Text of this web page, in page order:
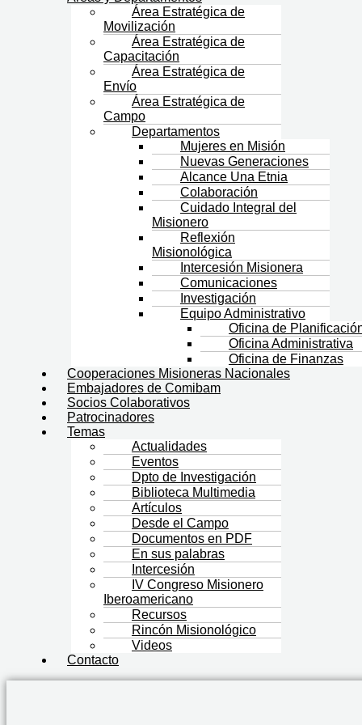
Área Estratégica de
Movilización
Área Estratégica de
Capacitación
Área Estratégica de
Envío
Área Estratégica de
Campo
Departamentos
Mujeres en Misión
Nuevas Generaciones
Alcance Una Etnia
Colaboración
Cuidado Integral del
Misionero
Reflexión
Misionológica
Intercesión Misionera
Comunicaciones
Investigación
Equipo Administrativo
Oficina de
Oficina Administrativa
Oficina de Finanzas
Cooperaciones Misioneras Nacionales
Embajadores de Comibam
Socios Colaborativos
Patrocinadores
Temas
Actualidades
Eventos
Dpto de Investigación
Biblioteca Multimedia
Artículos
Desde el Campo
Documentos en PDF
En sus palabras
Intercesión
IV Congreso Misionero
Iberoamericano
Recursos
Rincón Misionológico
Videos
Contacto